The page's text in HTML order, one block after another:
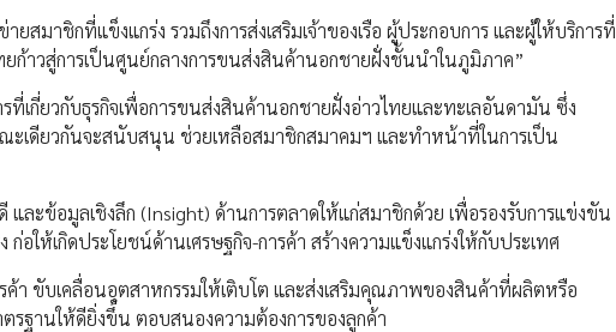
ยสมาชิกที่แข็งแกร่ง รวมถึงการส่งเสริมเจ้าของเรือ ผู้ประกอบการ และผู้ให้บริการที่
ยก้าวสู่การเป็นศูนย์กลางการขนส่งสินค้านอกชายฝั่งชั้นนำในภูมิภาค”
เกี่ยวกับธุรกิจเพื่อการขนส่งสินค้านอกชายฝั่งอ่าวไทยและทะเลอันดามัน ซึ่ง
ะเดียวกันจะสนับสนุน ช่วยเหลือสมาชิกสมาคมฯ และทำหน้าที่ในการเป็น
ะข้อมูลเชิงลึก (Insight) ด้านการตลาดให้แก่สมาชิกด้วย เพื่อรองรับการแข่งขัน
ให้เกิดประโยชน์ด้านเศรษฐกิจ-การค้า สร้างความแข็งแกร่งให้กับประเทศ
า ขับเคลื่อนอุตสาหกรรมให้เติบโต และส่งเสริมคุณภาพของสินค้าที่ผลิตหรือ
ฐานให้ดียิ่งขึ้น ตอบสนองความต้องการของลูกค้า